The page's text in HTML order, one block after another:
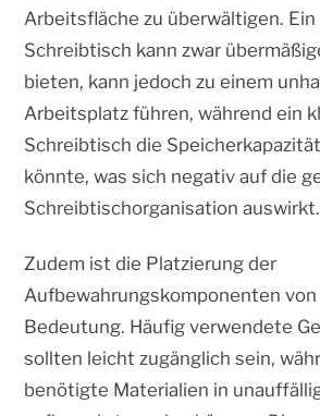
Arbeitsfläche zu überwältigen. Ein
Schreibtisch kann zwar
bieten, kann jedoch zu einem
Arbeitsplatz führen, während ein
Schreibtisch die
könnte, was sich negativ auf die
Schreibtischorganisation auswirkt.
Zudem ist die Platzierung der
Aufbewahrungskomponenten
Bedeutung. Häufig verwendete
sollten leicht zugänglich sein,
benötigte Materialien in